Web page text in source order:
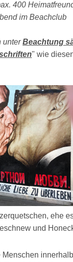
400
im Beachclub
Beachtung
" wie
ehe
und
Menschen